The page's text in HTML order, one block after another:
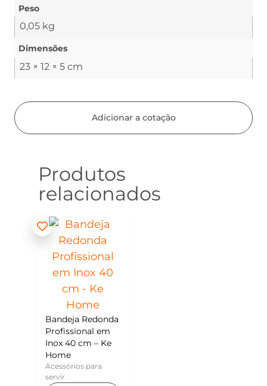
Peso
0,05 kg
Dimensões
23 × 12 × 5 cm
Adicionar a cotação
Produtos
relacionados
Bandeja Redonda
Profissional em
Inox 40 cm – Ke
Home
Acessórios para
servir